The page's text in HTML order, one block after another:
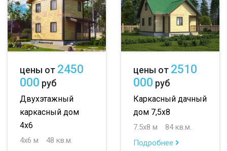
цены от 2450
000 руб
Двухэтажный
каркасный дом
4х6
4х6 м
48 кв.м.
цены от 2510
000 руб
Каркасный дачный
дом 7,5х8
7.5х8 м
84 кв.м.
Подробнее